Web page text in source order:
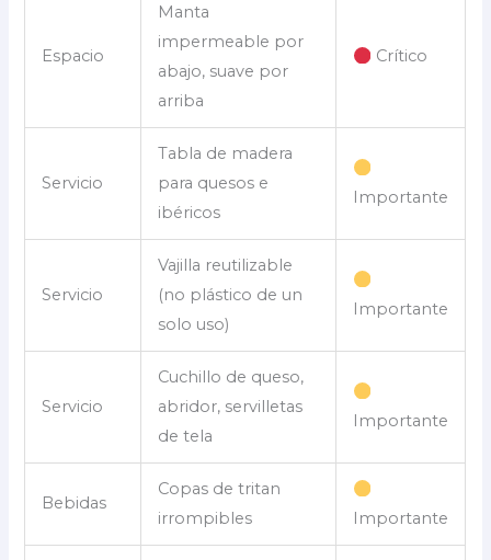
Espacio
Manta
impermeable por
abajo, suave por
arriba
Crítico
Servicio
Tabla de madera
para quesos e
ibéricos
Importante
Servicio
Vajilla reutilizable
(no plástico de un
solo uso)
Importante
Servicio
Cuchillo de queso,
abridor, servilletas
de tela
Importante
Bebidas
Copas de tritan
irrompibles
Importante